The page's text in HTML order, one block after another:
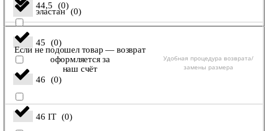
44,5 (0)
45 (0)
46 (0)
46 IT (0)
эластан (0)
Если не подошел товар — возврат
оформляется за
наш счёт
Удобная процедура возврата/
замены размера